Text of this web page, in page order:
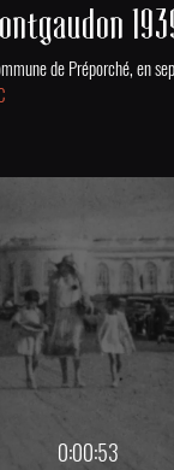
de Préporché, en
0:00:53